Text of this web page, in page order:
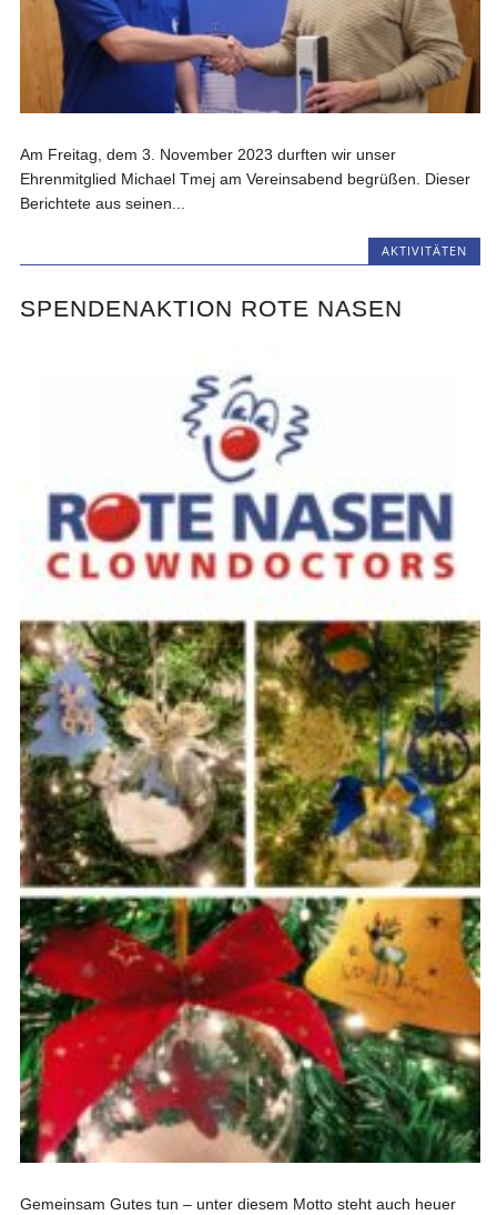
Am Freitag, dem 3. November 2023 durften wir unser
Ehrenmitglied Michael Tmej am Vereinsabend begrüßen. Dieser
Berichtete aus seinen...
AKTIVITÄTEN
SPENDENAKTION ROTE NASEN
Gemeinsam Gutes tun – unter diesem Motto steht auch heuer